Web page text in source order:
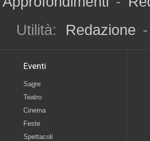
Utilità:
Redazione -
Eventi
Sagre
Teatro
Cinema
Feste
Spettacoli